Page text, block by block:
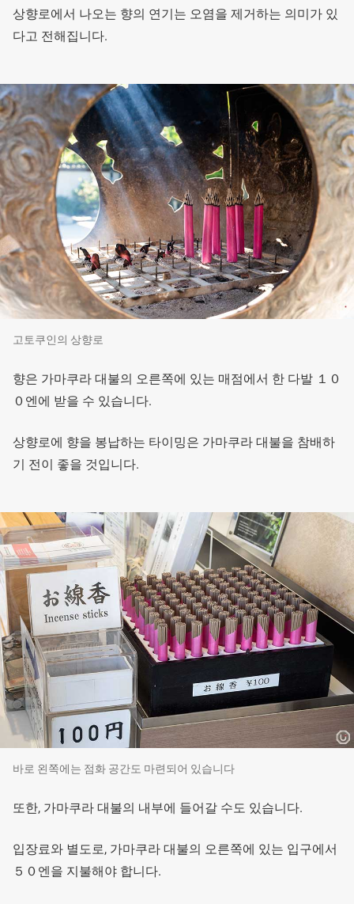
상향로에서 나오는 향의 연기는 오염을 제거하는 의미가 있
다고 전해집니다.
고토쿠인의 상향로
향은 가마쿠라 대불의 오른쪽에 있는 매점에서 한 다발 １０
０엔에 받을 수 있습니다.
상향로에 향을 봉납하는 타이밍은 가마쿠라 대불을 참배하
기 전이 좋을 것입니다.
바로 왼쪽에는 점화 공간도 마련되어 있습니다
또한, 가마쿠라 대불의 내부에 들어갈 수도 있습니다.
입장료와 별도로, 가마쿠라 대불의 오른쪽에 있는 입구에서
５０엔을 지불해야 합니다.